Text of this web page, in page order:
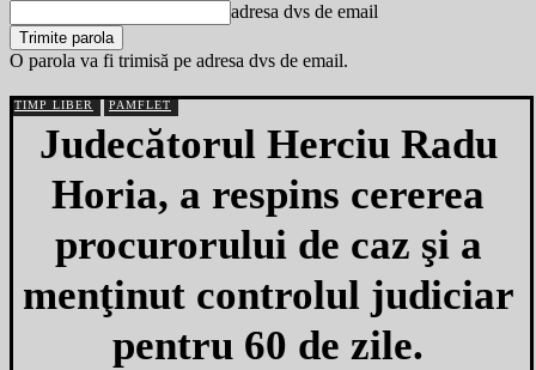
adresa dvs de email
O parola va fi trimisă pe adresa dvs de email.
TIMP LIBER PAMFLET
Judecătorul Herciu Radu
Horia, a respins cererea
procurorului de caz şi a
menţinut controlul judiciar
pentru 60 de zile.